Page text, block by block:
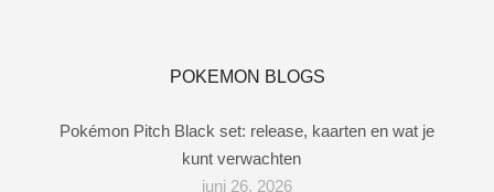
POKEMON BLOGS
Pokémon Pitch Black set: release, kaarten en wat je
kunt verwachten
juni 26, 2026